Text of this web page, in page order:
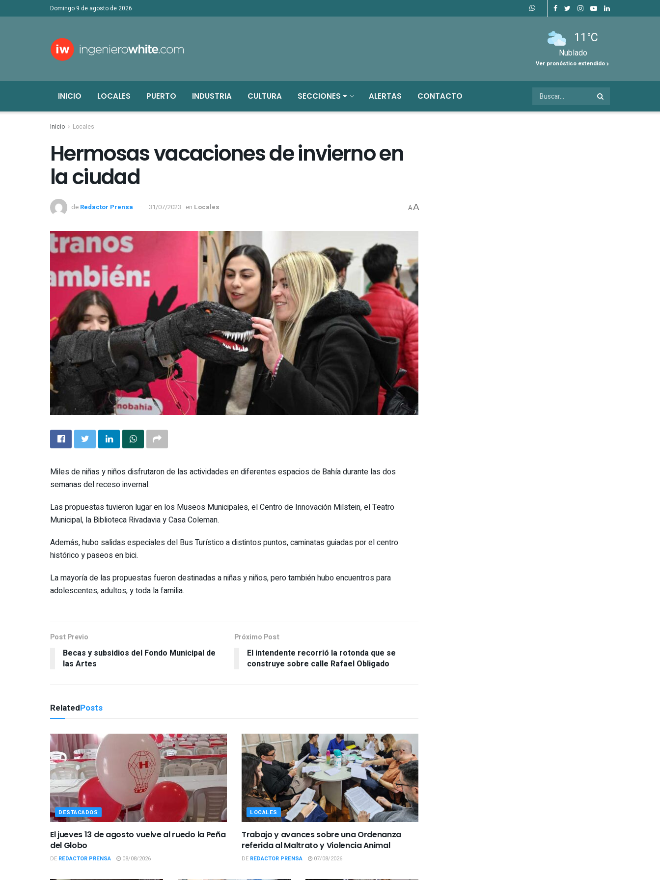
domingo 9 de agosto de 2026
11°C
Nublado
Ver pronóstico extendido
INICIO LOCALES PUERTO INDUSTRIA CULTURA SECCIONES ALERTAS CONTACTO
Inicio Locales
Hermosas vacaciones de invierno en
la ciudad
de Redactor Prensa 31/07/2023 en Locales AA
Miles de niñas y niños disfrutaron de las actividades en diferentes espacios de Bahía durante las dos
semanas del receso invernal.
Las propuestas tuvieron lugar en los Museos Municipales, el Centro de Innovación Milstein, el Teatro
Municipal, la Biblioteca Rivadavia y Casa Coleman.
Además, hubo salidas especiales del Bus Turístico a distintos puntos, caminatas guiadas por el centro
histórico y paseos en bici.
La mayoría de las propuestas fueron destinadas a niñas y niños, pero también hubo encuentros para
adolescentes, adultos, y toda la familia.
Post Previo
Becas y subsidios del Fondo Municipal de
las Artes
Próximo Post
El intendente recorrió la rotonda que se
construye sobre calle Rafael Obligado
RelatedPosts
DESTACADOS
El jueves 13 de agosto vuelve al ruedo la Peña
del Globo
DE REDACTOR PRENSA 08/08/2026
LOCALES
Trabajo y avances sobre una Ordenanza
referida al Maltrato y Violencia Animal
DE REDACTOR PRENSA 07/08/2026